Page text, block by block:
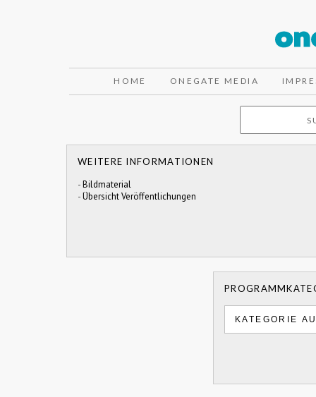
HOME ONEGATE MEDIA
WEITERE INFORMATIONEN
-Bildmaterial
-Übersicht Veröffentlichungen